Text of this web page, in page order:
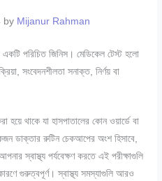
by Mijanur Rahman
পরিচিত জিনিস। মেডিকেল টেস্ট হলো
সংবেদনশীলতা সনাক্ত, নির্ণয় বা
হয়ে থাকে যা হাসপাতালের কোন ওয়ার্ডে বা
ডাক্তার রুটিন চেকআপের অংশ হিসাবে,
স্বাস্থ্য পর্যবেক্ষণ করতে এই পরীক্ষাগুলি
গুরুত্বপূর্ণ। স্বাস্থ্য সমস্যাগুলি আরও